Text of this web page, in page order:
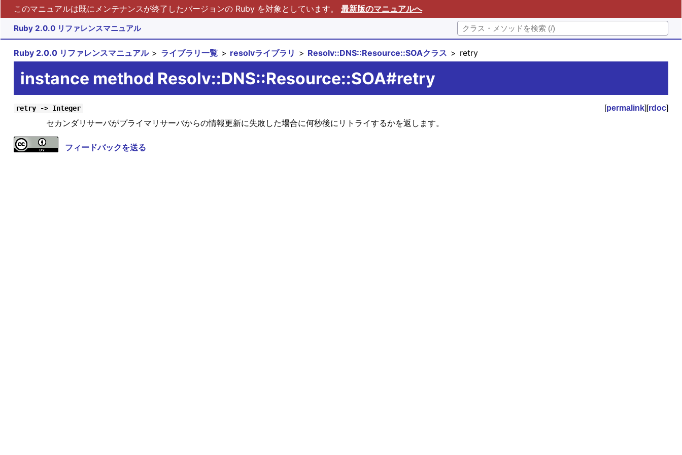
このマニュアルは既にメンテナンスが終了したバージョンの Ruby を対象としています。 最新版のマニュアルへ
Ruby 2.0.0 リファレンスマニュアル
Ruby 2.0.0 リファレンスマニュアル ライブラリ一覧 resolvライブラリ Resolv::DNS::Resource::SOAクラス retry
instance method Resolv::DNS::Resource::SOA#retry
retry -> Integer [permalink][rdoc]
セカンダリサーバがプライマリサーバからの情報更新に失敗した場合に何秒後にリトライするかを返します。
フィードバックを送る